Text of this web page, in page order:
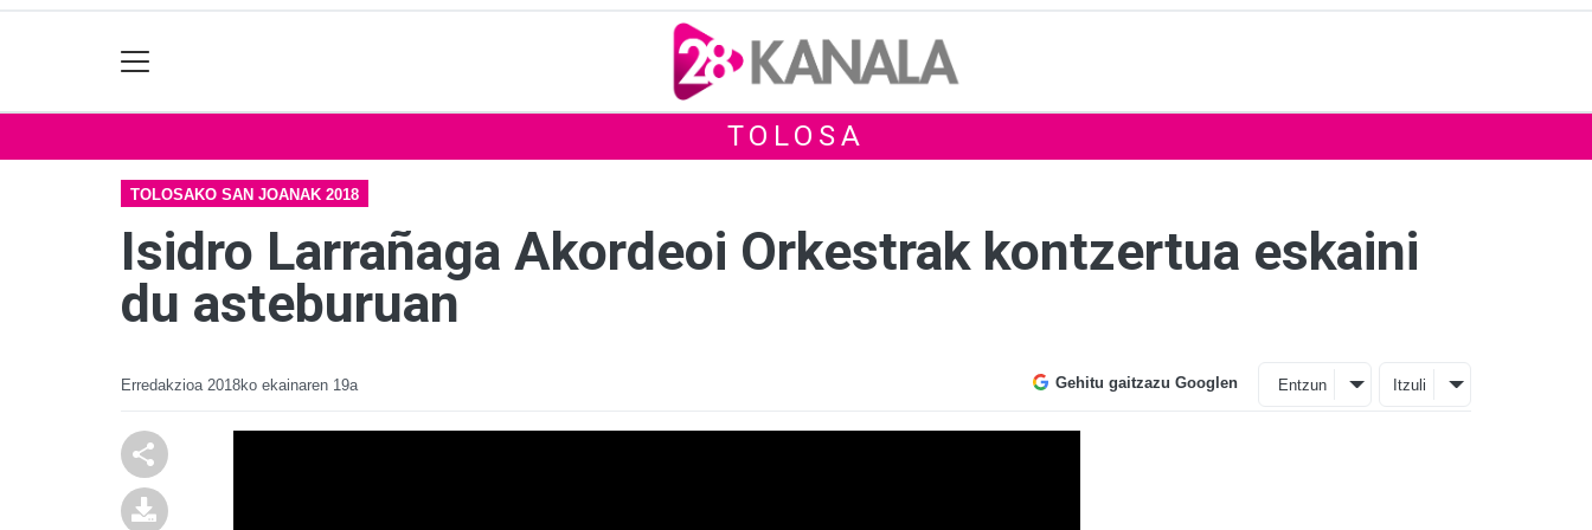
TOLOSA
TOLOSAKO SAN JOANAK 2018
Isidro Larrañaga Akordeoi Orkestrak kontzertua eskaini
du asteburuan
Erredakzioa 2018ko ekainaren 19a Gehitu gaitzazu Googlen Entzun Itzuli